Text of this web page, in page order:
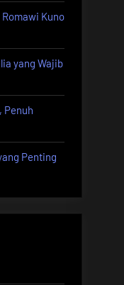
China”
Kuno
yang Wajib
Penuh
Penting